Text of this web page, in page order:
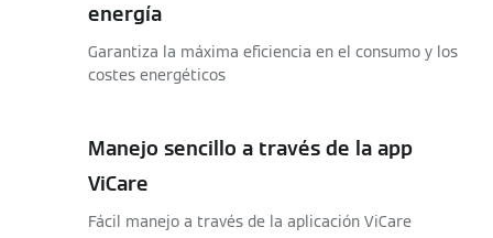
energía
Garantiza la máxima eficiencia en el consumo y los
costes energéticos
Manejo sencillo a través de la app
ViCare
Fácil manejo a través de la aplicación ViCare